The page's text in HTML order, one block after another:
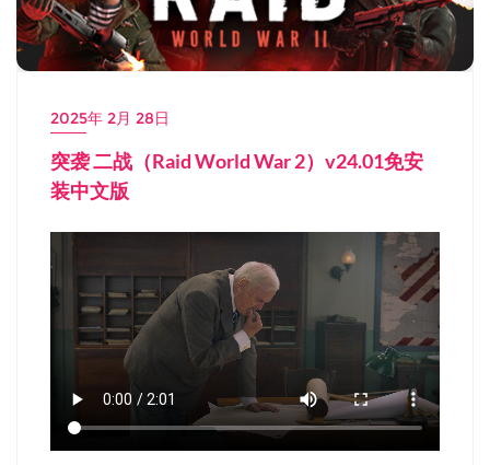
2025年 2月 28日
突袭 二战（Raid World War 2）v24.01免安
装中文版